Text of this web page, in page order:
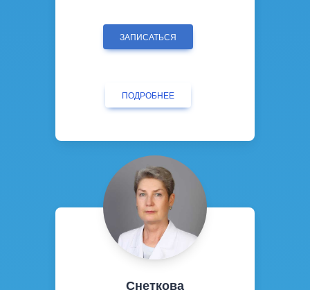
ЗАПИСАТЬСЯ
ПОДРОБНЕЕ
Снеткова